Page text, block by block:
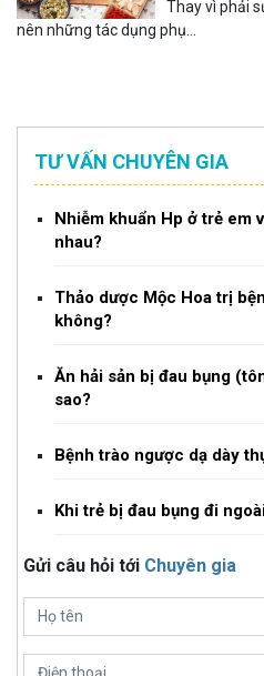
Thay vì phải
nên những tác dụng phụ...
TƯ VẤN CHUYÊN GIA
Nhiễm khuẩn Hp ở trẻ em
nhau?
Thảo dược Mộc Hoa trị
không?
Ăn hải sản bị đau bụng
sao?
Bệnh trào ngược dạ dày
Khi trẻ bị đau bụng đi
Gửi câu hỏi tới Chuyên gia